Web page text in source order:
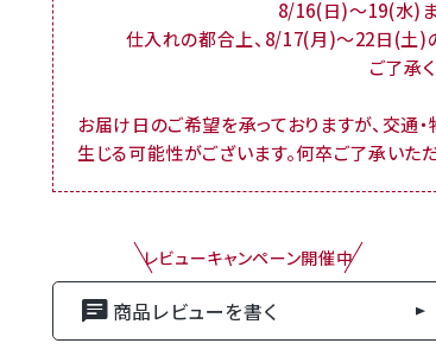
8/16(日)～19(水)ま
仕入れの都合上、8/17(月)～22日(土)
ご了承
お届け日のご希望を承っておりますが、交通
生じる可能性がございます。何卒ご了承いた
レビューキャンペーン開催中
商品レビューを書く